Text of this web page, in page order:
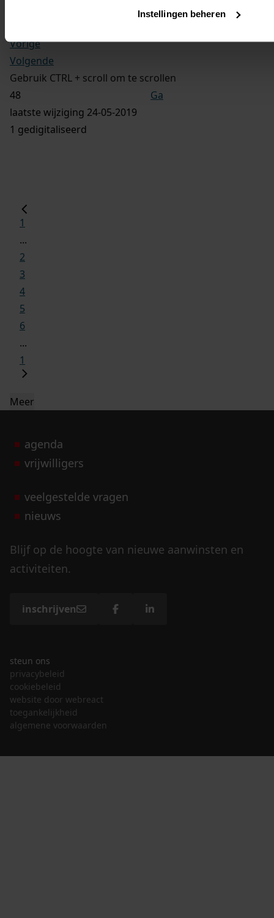
Instellingen beheren
Vorige
Volgende
Gebruik CTRL + scroll om te scrollen
Ga
laatste wijziging 24-05-2019
1 gedigitaliseerd
1
...
2
3
4
5
6
...
1
Meer
agenda
vrijwilligers
veelgestelde vragen
nieuws
Blijf op de hoogte van nieuwe aanwinsten en
activiteiten.
inschrijven
steun ons
privacybeleid
cookiebeleid
website door webreact
toegankelijkheid
algemene voorwaarden